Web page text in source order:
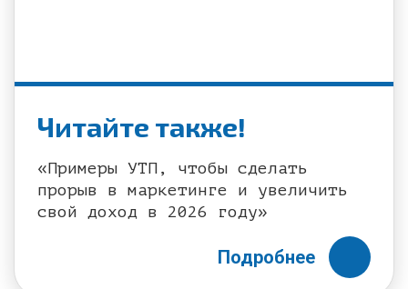
Читайте также!
«Примеры УТП, чтобы сделать
прорыв в маркетинге и увеличить
свой доход в 2026 году»
Подробнее